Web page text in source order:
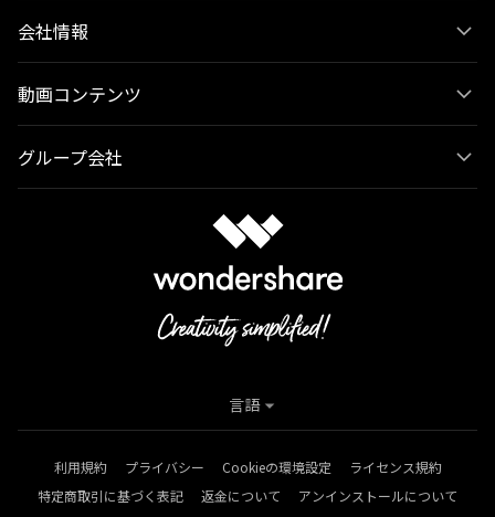
会社情報
動画コンテンツ
グループ会社
利用規約 プライバシー Cookieの環境設定
ライセンス規約
特定商取引に基づく表記
返金について
アンインストールについて
言語